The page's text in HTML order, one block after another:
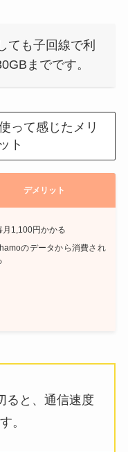
ても子回線で利
までです。
って感じたメリ
ト
デメリット
月1,100円かかる
のデータから消費され
ると、通信速度
。